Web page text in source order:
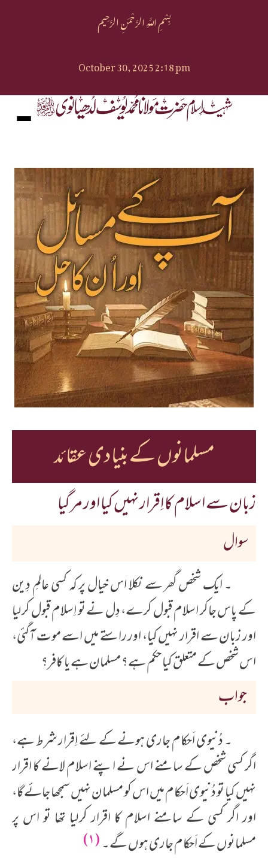
بِسْمِ اللَّهِ الرَّحْمَنِ الرَّحِيم
October 30, 2025 2:18 pm
مسلمانوں کے بنیادی عقائد
زبان سے اسلام کا اِقرار نہیں کیا اور مرگیا
سوال
۔ ایک شخص گھر سے نکلا اس خیال پر کہ کسی عالمِ دِین
کے پاس جاکر اسلام قبول کرے، دِل نے تو اِسلام قبول کرلیا
اور زبان سے اقرار نہیں کیا، اور راستے میں اسے موت آگئی،
اس شخص کے متعلق کیا حکم ہے؟ مسلمان ہے یا کافر؟
جواب
۔ دُنیوی اَحکام جاری ہونے کے لئے اِقرار شرط ہے،
اگر کسی شخص کے سامنے اس نے اپنے اسلام لانے کا اقرار
نہیں کیا تو دُنیوی اَحکام میں اس کو مسلمان نہیں سمجھا جائے گا،
اور اگر کسی کے سامنے اسلام کا اقرار کرلیا تھا تو اس پر
مسلمانوں کے اَحکام جاری ہوں گے۔(۱)